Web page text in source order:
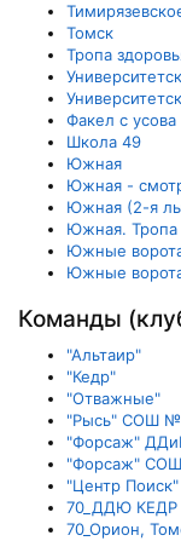
Томск
Тропа
Факел с усова
Школа 49
Южная
Южная -
Южная (2-я
Южная. Тропа
Южные
Южные
Команды
"Альтаир"
"Кедр"
"Отважные"
"Рысь" СОШ
"Форсаж"
"Форсаж"
"Центр
70_ДДЮ КЕДР
70_Орион,